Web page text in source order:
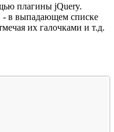
плагины jQuery.
- в выпадающем списке
их галочками и т.д.